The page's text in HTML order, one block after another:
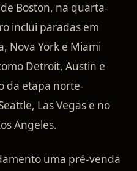
Boston, na quarta-
inclui paradas em
Nova York e Miami
Detroit, Austin e
da etapa norte-
Las Vegas e no
Angeles.
uma pré-venda